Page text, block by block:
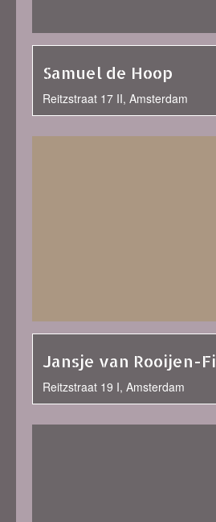
Samuel de Hoop
Reitzstraat 17 II, Amsterdam
Jansje van Rooijen-
Reitzstraat 19 I, Amsterdam